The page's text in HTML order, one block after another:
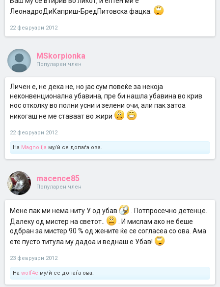
ЛеонадроДиКаприш-БредПитовска фацка.
22 февруари 2012
MSkorpionka
Популарен член
Личен е, не дека не, но јас сум повеќе за некоја
неконвенционална убавина, пре би нашла убавина во крив
нос отколку во полни усни и зелени очи, али пак затоа
никогаш не ме ставаат во жири
22 февруари 2012
На Magnolija му/ѝ се допаѓа ова.
macence85
Популарен член
Мене пак ми нема ниту У од убав
. Потпросечно детенце.
Далеку од мистер на светот..
. И мислам ако не беше
одбран за мистер 90 % од жените ќе се согласеа со ова. Ама
ете пусто титула му дадоа и веднаш е Убав!
23 февруари 2012
На wolf4e му/ѝ се допаѓа ова.